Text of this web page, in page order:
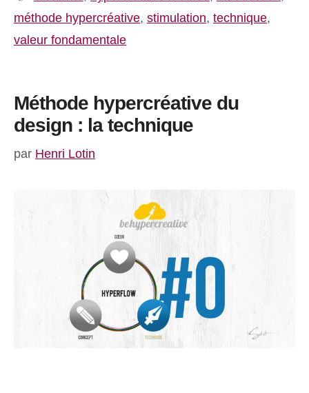
méthode hypercréative, stimulation, technique,
valeur fondamentale
Méthode hypercréative du
design : la technique
par Henri Lotin